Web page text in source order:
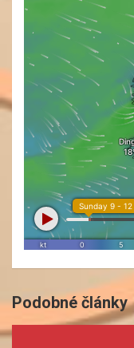
Podobné články